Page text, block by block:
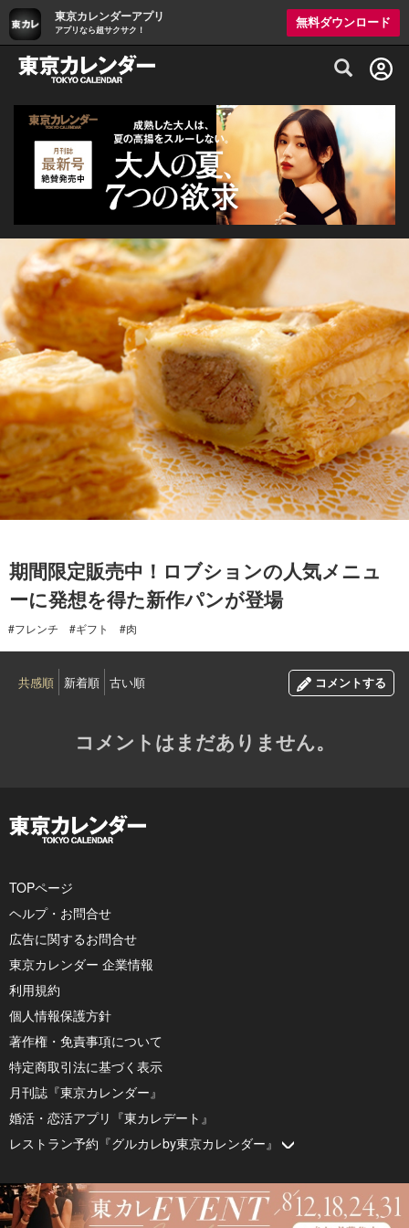
東京カレンダーアプリ
アプリなら超サクサク！
無料ダウンロード
グルメ情報・プレミアムレストラン予約
期間限定販売中！ロブションの人気メニュ
ーに発想を得た新作パンが登場
#フレンチ #ギフト #肉
共感順 新着順 古い順 コメントする
コメントはまだありません。
TOPページ
ヘルプ・お問合せ
広告に関するお問合せ
東京カレンダー 企業情報
利用規約
個人情報保護方針
著作権・免責事項について
特定商取引法に基づく表示
月刊誌『東京カレンダー』
婚活・恋活アプリ『東カレデート』
レストラン予約『グルカレby東京カレンダー』